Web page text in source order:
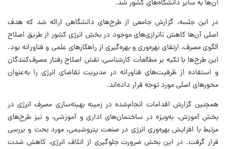
آن‌ها به سایر دانشگاه‌های کشور شد.
در این جلسه، گزارش جامعی از طرح‌های دانشگاهی ارائه شد که هدف
اصلی آن‌ها کاهش ناترازی‌های موجود در بخش انرژی کشور از طریق اصلاح
الگوی مصرف، ارتقای بهره‌وری و بهره‌گیری از راهکارهای علمی و فناورانه بود.
این طرح‌ها با تکیه بر مطالعات کارشناسی، نقش اصلاح رفتار مصرف‌کنندگان
و استفاده از ظرفیت‌های فناورانه در مدیریت تقاضای انرژی را به‌عنوان
محورهای اصلی مورد توجه قرار داده‌اند.
همچنین گزارش اقدامات انجام‌شده در زمینه بهینه‌سازی مصرف انرژی در
بخش آموزش، به‌ویژه در ساختمان‌های اداری و آموزشی، و نیز طرح‌های
مرتبط با افزایش بهره‌وری انرژی در صنعت پتروشیمی، مورد بحث و بررسی
قرار گرفت. در این بخش ضرورت جلوگیری از اتلاف انرژی، کاهش شدت